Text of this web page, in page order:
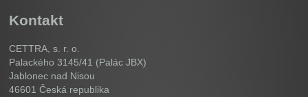
Kontakt
CETTRA, s. r. o.
Palackého 3145/41 (Palác JBX)
Jablonec nad Nisou
46601Česká republika